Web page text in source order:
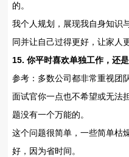
的。
我个人规划，展现我自身知识
同并让自己过得更好，让家人
15. 你平时喜欢单独工作，还
参考：多数公司都非常重视团
面试官你一点也不希望或无法
题没有一个万能的。
这个问题很简单，一些简单枯
好，因为省时间。